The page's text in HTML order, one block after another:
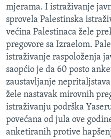
Jezici
mjerama. I istraživanje
sprovela Palestinska
većina Palestinaca žele
pregovore sa Izraelom.
istraživanje raspoloženja
saopćio je da 60 posto
zaustavljanje
žele nastavak mirovnih
istraživanju podrška
povećana od jula ove
anketiranih protive